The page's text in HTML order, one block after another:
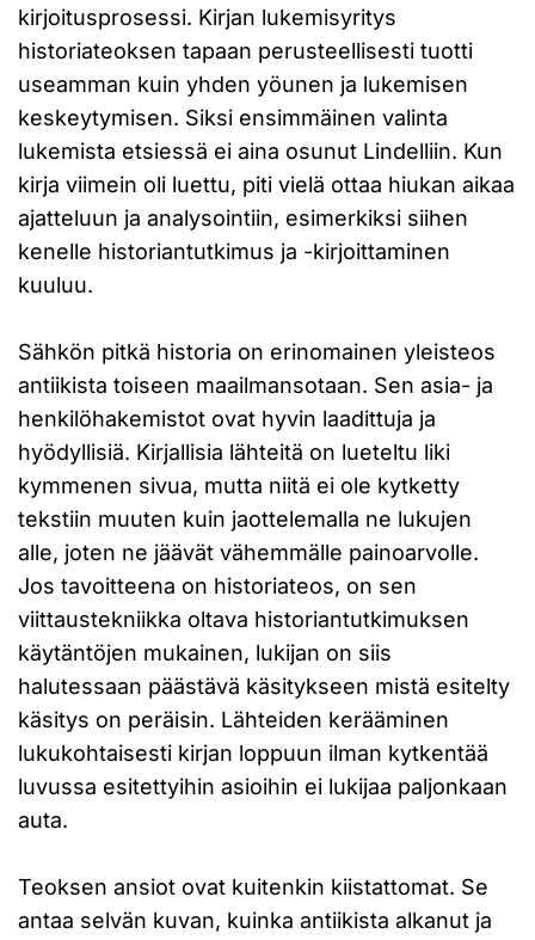
kirjoitusprosessi. Kirjan lukemisyritys
historiateoksen tapaan perusteellisesti tuotti
useamman kuin yhden yöunen ja lukemisen
keskeytymisen. Siksi ensimmäinen valinta
lukemista etsiessä ei aina osunut Lindelliin. Kun
kirja viimein oli luettu, piti vielä ottaa hiukan aikaa
ajatteluun ja analysointiin, esimerkiksi siihen
kenelle historiantutkimus ja -kirjoittaminen
kuuluu.
Sähkön pitkä historia on erinomainen yleisteos
antiikista toiseen maailmansotaan. Sen asia- ja
henkilöhakemistot ovat hyvin laadittuja ja
hyödyllisiä. Kirjallisia lähteitä on lueteltu liki
kymmenen sivua, mutta niitä ei ole kytketty
tekstiin muuten kuin jaottelemalla ne lukujen
alle, joten ne jäävät vähemmälle painoarvolle.
Jos tavoitteena on historiateos, on sen
viittaustekniikka oltava historiantutkimuksen
käytäntöjen mukainen, lukijan on siis
halutessaan päästävä käsitykseen mistä esitelty
käsitys on peräisin. Lähteiden kerääminen
lukukohtaisesti kirjan loppuun ilman kytkentää
luvussa esitettyihin asioihin ei lukijaa paljonkaan
auta.
Teoksen ansiot ovat kuitenkin kiistattomat. Se
antaa selvän kuvan, kuinka antiikista alkanut ja